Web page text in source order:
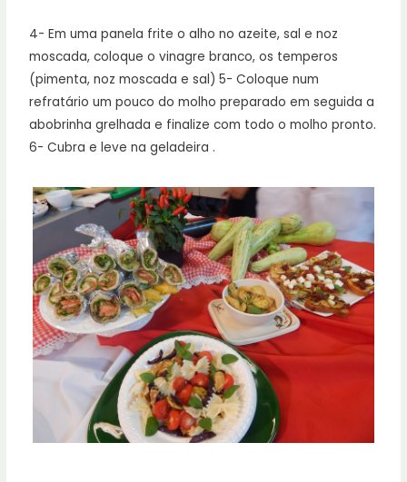
4- Em uma panela frite o alho no azeite, sal e noz
moscada, coloque o vinagre branco, os temperos
(pimenta, noz moscada e sal) 5- Coloque num
refratário um pouco do molho preparado em seguida a
abobrinha grelhada e finalize com todo o molho pronto.
6- Cubra e leve na geladeira .